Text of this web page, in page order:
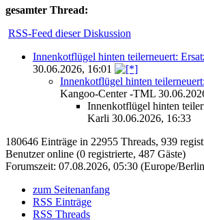
gesamter Thread:
RSS-Feed dieser Diskussion
Innenkotflügel hinten teilerneuert:
30.06.2026, 16:01
Innenkotflügel hinten
Kangoo-Center -TML
Innenkotflügel hinten
Karli 30.06.2026, 16:33
180646 Einträge in 22955 Threads, 939
Benutzer online (0 registrierte, 487 Gäste)
Forumszeit: 07.08.2026, 05:30 (Europe/
zum Seitenanfang
RSS Einträge
RSS Threads